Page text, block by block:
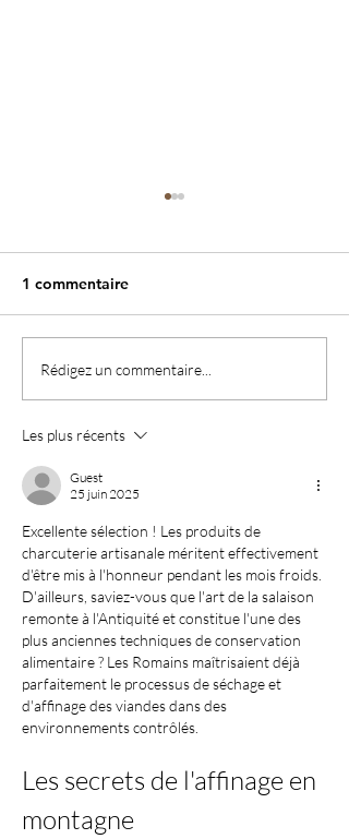
Idée recette : Gratin de
crozets de Savoie et
1 commentaire
Rédigez un commentaire...
Les plus récents
Guest
25 juin 2025
Excellente sélection ! Les produits de
charcuterie artisanale méritent effectivement
d'être mis à l'honneur pendant les mois froids.
D'ailleurs, saviez-vous que l'art de la salaison
remonte à l'Antiquité et constitue l'une des
plus anciennes techniques de conservation
alimentaire ? Les Romains maîtrisaient déjà
parfaitement le processus de séchage et
d'affinage des viandes dans des
environnements contrôlés.
Les secrets de l'affinage en
montagne